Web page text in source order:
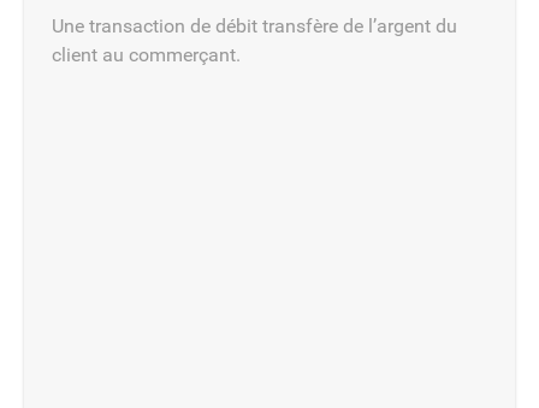
Une transaction de débit transfère de l’argent du
client au commerçant.